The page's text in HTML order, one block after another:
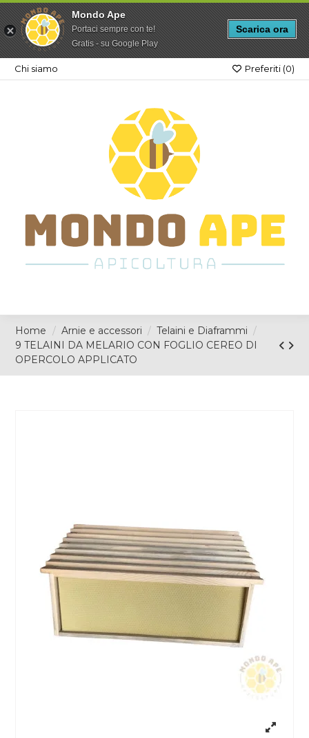
Mondo Ape
Portaci sempre con te!
Gratis - su Google Play
Scarica ora
Chi siamo Preferiti (0)
Home Arnie e accessori
Telaini e Diaframmi
9 TELAINI DA MELARIO CON FOGLIO CEREO DI
OPERCOLO APPLICATO